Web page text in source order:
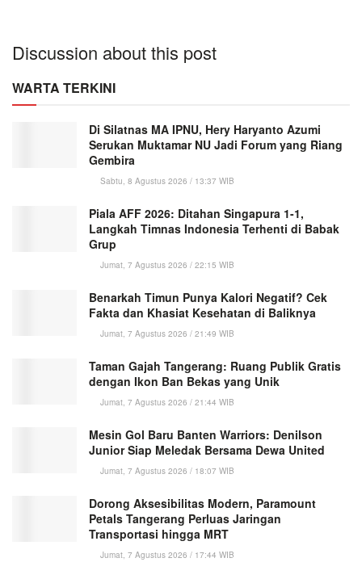
Discussion about this post
WARTA TERKINI
Di Silatnas MA IPNU, Hery Haryanto Azumi
Serukan Muktamar NU Jadi Forum yang Riang
Gembira
Sabtu, 8 Agustus 2026 / 13:37 WIB
Piala AFF 2026: Ditahan Singapura 1-1,
Langkah Timnas Indonesia Terhenti di Babak
Grup
Jumat, 7 Agustus 2026 / 22:15 WIB
Benarkah Timun Punya Kalori Negatif? Cek
Fakta dan Khasiat Kesehatan di Baliknya
Jumat, 7 Agustus 2026 / 21:49 WIB
Taman Gajah Tangerang: Ruang Publik Gratis
dengan Ikon Ban Bekas yang Unik
Jumat, 7 Agustus 2026 / 21:44 WIB
Mesin Gol Baru Banten Warriors: Denilson
Junior Siap Meledak Bersama Dewa United
Jumat, 7 Agustus 2026 / 18:07 WIB
Dorong Aksesibilitas Modern, Paramount
Petals Tangerang Perluas Jaringan
Transportasi hingga MRT
Jumat, 7 Agustus 2026 / 17:44 WIB